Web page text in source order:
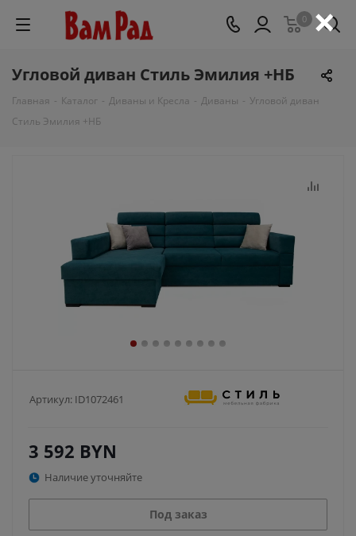
0
Угловой диван Стиль Эмилия +НБ
Главная - Каталог - Диваны и Кресла - Диваны - Угловой диван
Стиль Эмилия +НБ
Артикул: ID1072461
3 592 BYN
Наличие уточняйте
Под заказ
×